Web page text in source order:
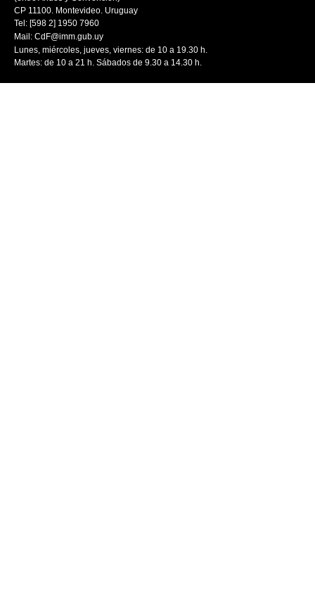
CP 11100. Montevideo. Uruguay
Tel: [598 2] 1950 7960
Mail: CdF@imm.gub.uy
Lunes, miércoles, jueves, viernes: de 10 a 19.30 h.
Martes: de 10 a 21 h. Sábados de 9.30 a 14.30 h.